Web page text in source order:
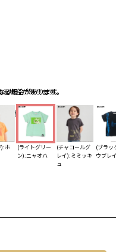
場合があります。
場合があります。
場合があります。
):ホ
(ライトグリー
ン):ニャオハ
(チャコールグ
レイ):ミミッキ
ュ
(ブラッ
ウブレ
詳細